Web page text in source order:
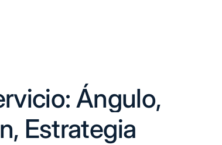
Ángulo,
Estrategia